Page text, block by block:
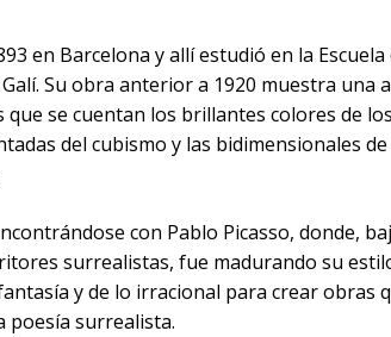
en Barcelona y allí estudió en la Escuela
Su obra anterior a 1920 muestra una
que se cuentan los brillantes colores de los
del cubismo y las bidimensionales de
con Pablo Picasso, donde,
surrealistas, fue madurando su
y de lo irracional para crear obras
poesía surrealista.